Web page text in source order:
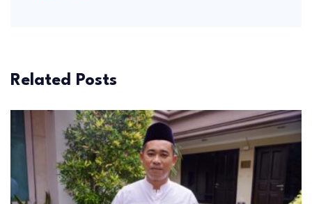
Related Posts